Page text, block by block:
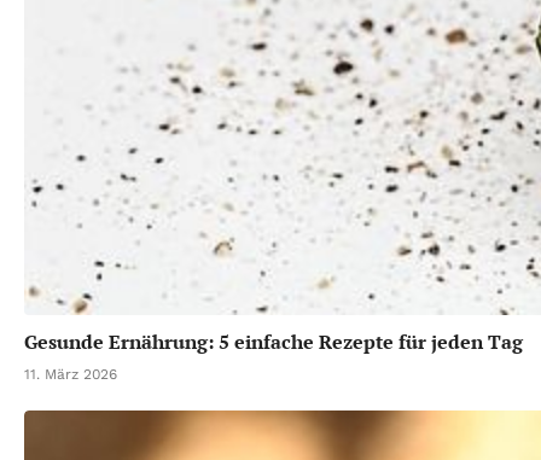
Gesunde Ernährung: 5 einfache Rezepte für jeden Tag
11. März 2026